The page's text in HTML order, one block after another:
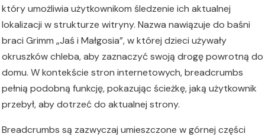
który umożliwia użytkownikom śledzenie ich aktualnej
lokalizacji w strukturze witryny. Nazwa nawiązuje do baśni
braci Grimm „Jaś i Małgosia”, w której dzieci używały
okruszków chleba, aby zaznaczyć swoją drogę powrotną do
domu. W kontekście stron internetowych, breadcrumbs
pełnią podobną funkcję, pokazując ścieżkę, jaką użytkownik
przebył, aby dotrzeć do aktualnej strony.
Breadcrumbs są zazwyczaj umieszczone w górnej części